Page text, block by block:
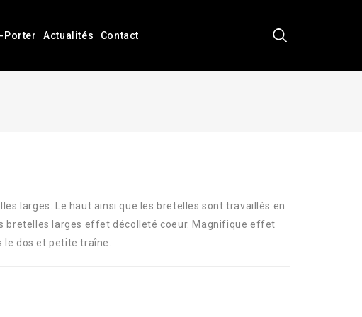
Porter Actualités Contact
larges. Le haut ainsi que les bretelles sont travaillés en
bretelles larges effet décolleté coeur. Magnifique effet
le dos et petite traîne.